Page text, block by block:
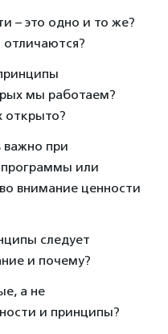
– это одно и то же?
отличаются?
мы работаем?
открыто?
при
или
внимание ценности
следует
и почему?
а не
и принципы?